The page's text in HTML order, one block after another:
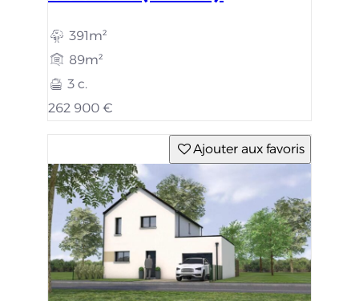
391m²
89m²
3 c.
262 900 €
Ajouter aux favoris